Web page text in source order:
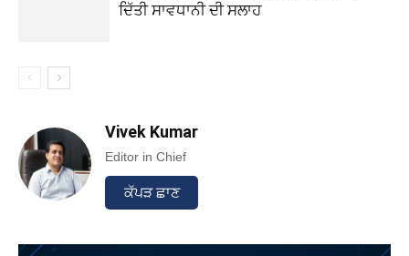
ਦਿੱਤੀ ਸਾਵਧਾਨੀ ਦੀ ਸਲਾਹ
Vivek Kumar
Editor in Chief
ਕੱਪੜ ਛਾਣ